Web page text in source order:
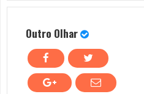
Outro Olhar